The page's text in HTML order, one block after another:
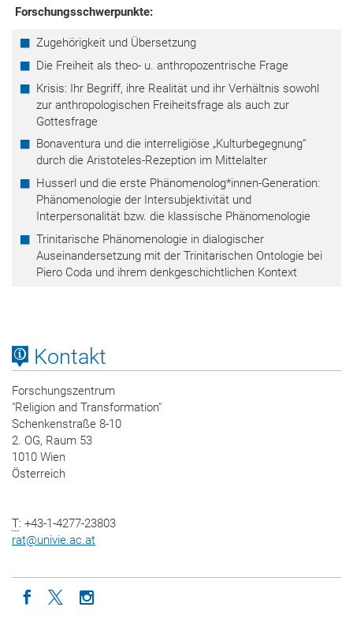
Forschungsschwerpunkte:
Zugehörigkeit und Übersetzung
Die Freiheit als theo- u. anthropozentrische Frage
Krisis: Ihr Begriff, ihre Realität und ihr Verhältnis sowohl
zur anthropologischen Freiheitsfrage als auch zur
Gottesfrage
Bonaventura und die interreligiöse „Kulturbegegnung“
durch die Aristoteles-Rezeption im Mittelalter
Husserl und die erste Phänomenolog*innen-Generation:
Phänomenologie der Intersubjektivität und
Interpersonalität bzw. die klassische Phänomenologie
Trinitarische Phänomenologie in dialogischer
Auseinandersetzung mit der Trinitarischen Ontologie bei
Piero Coda und ihrem denkgeschichtlichen Kontext
Kontakt
Forschungszentrum
"Religion and Transformation"
Schenkenstraße 8-10
2. OG, Raum 53
1010 Wien
Österreich
T: +43-1-4277-23803
rat@univie.ac.at
Icon facebook
Icon twitter
Icon instagram